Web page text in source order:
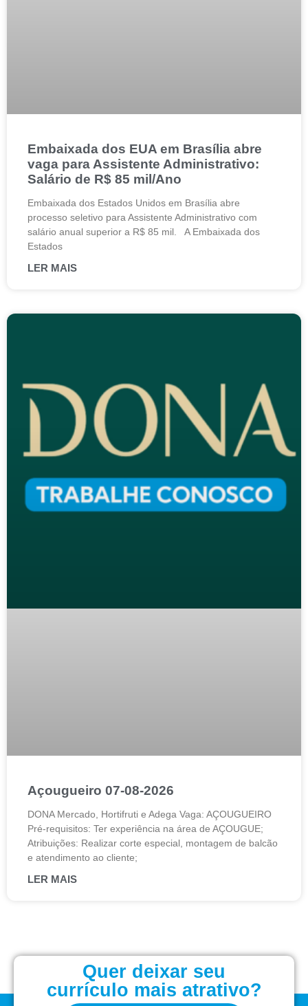
Embaixada dos EUA em Brasília abre
vaga para Assistente Administrativo:
Salário de R$ 85 mil/Ano
Embaixada dos Estados Unidos em Brasília abre
processo seletivo para Assistente Administrativo com
salário anual superior a R$ 85 mil. A Embaixada dos
Estados
LER MAIS
Açougueiro 07-08-2026
DONA Mercado, Hortifruti e Adega Vaga: AÇOUGUEIRO
Pré-requisitos: Ter experiência na área de AÇOUGUE;
Atribuições: Realizar corte especial, montagem de balcão
e atendimento ao cliente;
LER MAIS
Quer deixar seu
currículo mais atrativo?